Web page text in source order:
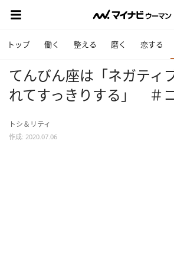
トップ 働く 整える 磨く 恋する
てんびん座は「ネガティ
れてすっきりする」 ＃
トシ＆リティ
作成: 2020.07.06